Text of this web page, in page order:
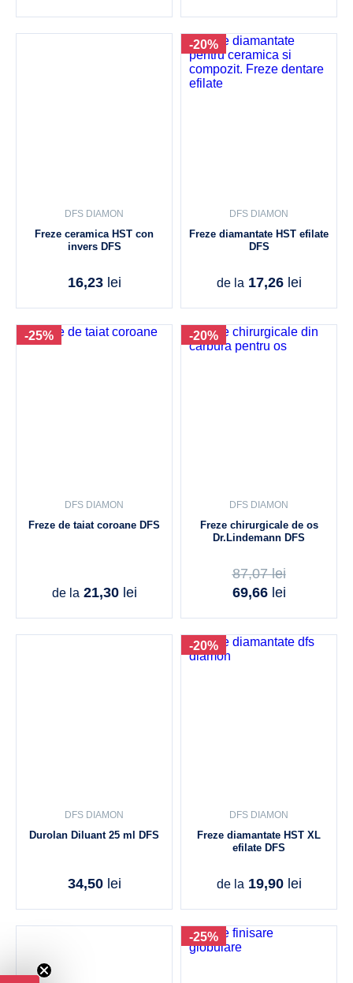
DFS DIAMON
Freze ceramica HST con
invers DFS
16,23 lei
-20%
DFS DIAMON
Freze diamantate HST efilate
DFS
de la 17,26 lei
-25%
DFS DIAMON
Freze de taiat coroane DFS
de la 21,30 lei
-20%
DFS DIAMON
Freze chirurgicale de os
Dr.Lindemann DFS
87,07lei
69,66 lei
DFS DIAMON
Durolan Diluant 25 ml DFS
34,50 lei
-20%
DFS DIAMON
Freze diamantate HST XL
efilate DFS
de la 19,90 lei
-25%